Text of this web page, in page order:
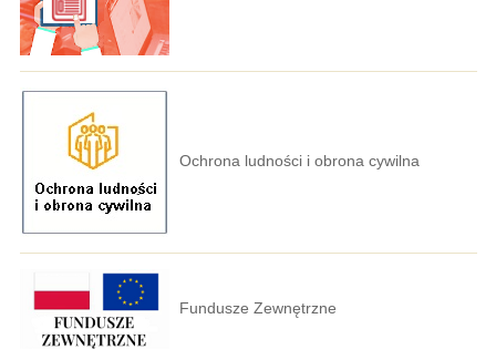
Ochrona ludności i obrona cywilna
Fundusze Zewnętrzne